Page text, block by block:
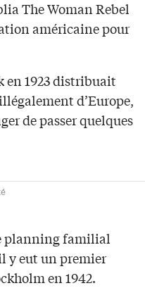
The Woman Rebel
américaine pour
en 1923 distribuait
d’Europe,
de passer quelques
planning familial
y eut un premier
en 1942.